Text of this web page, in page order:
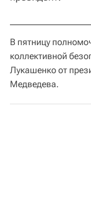
В пятницу
коллективной
Лукашенко от
Медведева.